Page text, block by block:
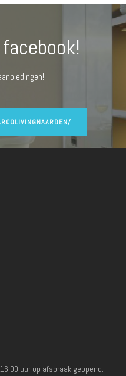
uur op afspraak geopend.